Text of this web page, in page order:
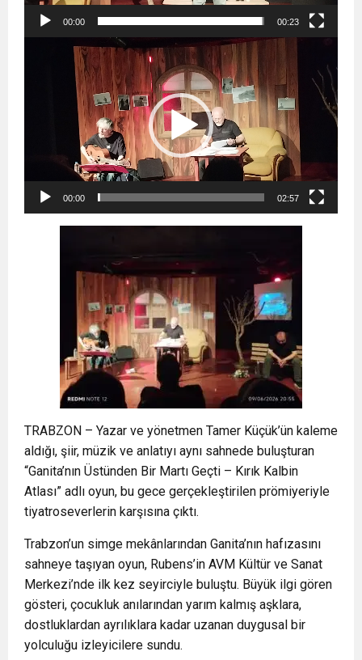
00:00 00:23
00:00 02:57
TRABZON – Yazar ve yönetmen Tamer Küçük’ün kaleme
aldığı, şiir, müzik ve anlatıyı aynı sahnede buluşturan
“Ganita’nın Üstünden Bir Martı Geçti – Kırık Kalbin
Atlası” adlı oyun, bu gece gerçekleştirilen prömiyeriyle
tiyatroseverlerin karşısına çıktı.
Trabzon’un simge mekânlarından Ganita’nın hafızasını
sahneye taşıyan oyun, Rubens’in AVM Kültür ve Sanat
Merkezi’nde ilk kez seyirciyle buluştu. Büyük ilgi gören
gösteri, çocukluk anılarından yarım kalmış aşklara,
dostluklardan ayrılıklara kadar uzanan duygusal bir
yolculuğu izleyicilere sundu.